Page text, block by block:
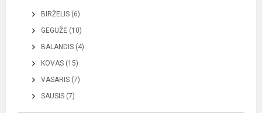
BIRŽELIS (6)
GEGUŽĖ (10)
BALANDIS (4)
KOVAS (15)
VASARIS (7)
SAUSIS (7)